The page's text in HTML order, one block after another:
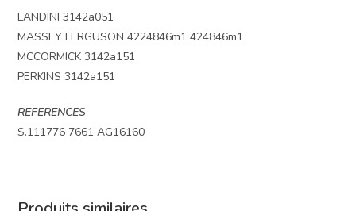
LANDINI 3142a051
MASSEY FERGUSON 4224846m1 424846m1
MCCORMICK 3142a151
PERKINS 3142a151
REFERENCES
S.111776 7661 AG16160